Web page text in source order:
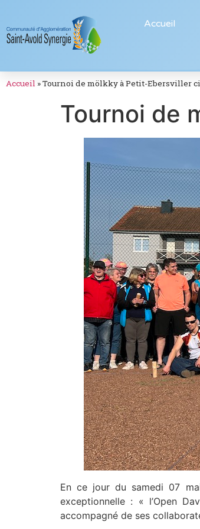
Accueil
Accueil »Tournoi de mölkky à Petit-Ebersviller
Tournoi de
En ce jour du samedi 07
exceptionnelle : « l’Open
accompagné de ses